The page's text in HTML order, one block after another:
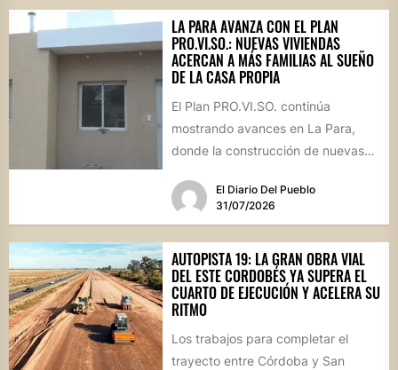
LA PARA AVANZA CON EL PLAN
PRO.VI.SO.: NUEVAS VIVIENDAS
ACERCAN A MÁS FAMILIAS AL SUEÑO
DE LA CASA PROPIA
El Plan PRO.VI.SO. continúa
mostrando avances en La Para,
donde la construcción de nuevas
a...
El Diario Del Pueblo
31/07/2026
AUTOPISTA 19: LA GRAN OBRA VIAL
DEL ESTE CORDOBÉS YA SUPERA EL
CUARTO DE EJECUCIÓN Y ACELERA SU
RITMO
Los trabajos para completar el
trayecto entre Córdoba y San